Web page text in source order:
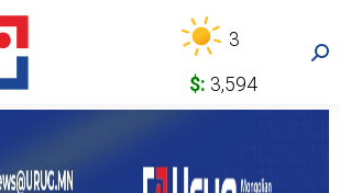
3
$: 3,594